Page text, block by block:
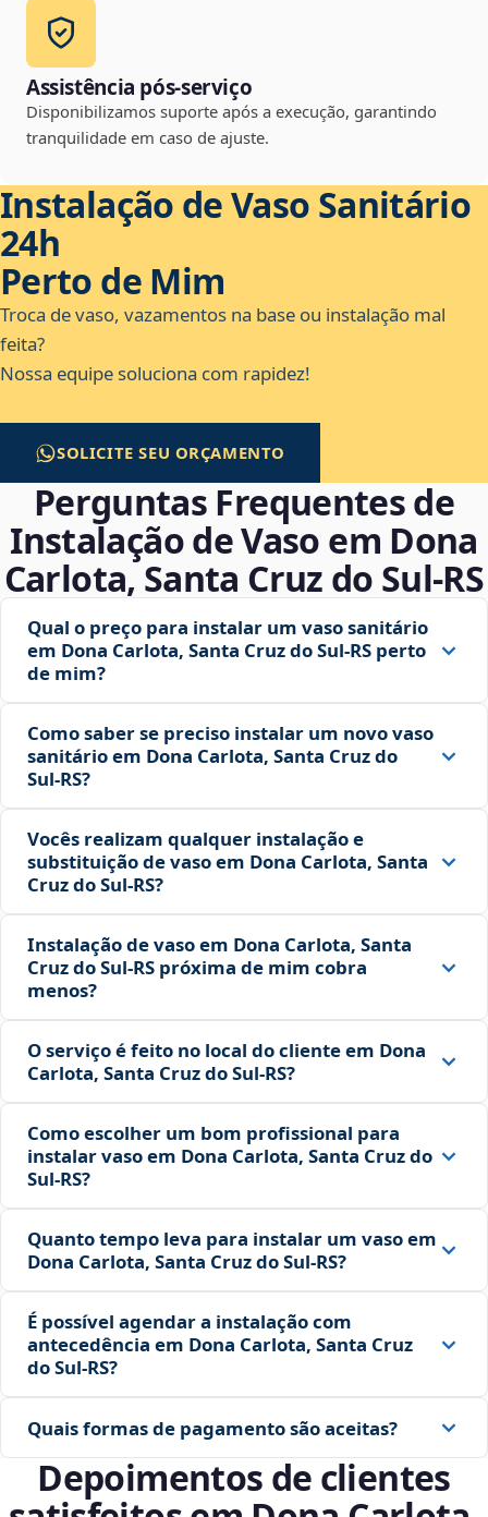
Assistência pós-serviço
Disponibilizamos suporte após a execução, garantindo
tranquilidade em caso de ajuste.
Instalação de Vaso Sanitário
24h
Perto de Mim
Troca de vaso, vazamentos na base ou instalação mal
feita?
Nossa equipe soluciona com rapidez!
SOLICITE SEU ORÇAMENTO
Perguntas Frequentes de
Instalação de Vaso em Dona
Carlota, Santa Cruz do Sul‑RS
Qual o preço para instalar um vaso sanitário
em Dona Carlota, Santa Cruz do Sul‑RS perto
de mim?
Como saber se preciso instalar um novo vaso
sanitário em Dona Carlota, Santa Cruz do
Sul‑RS?
Vocês realizam qualquer instalação e
substituição de vaso em Dona Carlota, Santa
Cruz do Sul‑RS?
Instalação de vaso em Dona Carlota, Santa
Cruz do Sul‑RS próxima de mim cobra
menos?
O serviço é feito no local do cliente em Dona
Carlota, Santa Cruz do Sul‑RS?
Como escolher um bom profissional para
instalar vaso em Dona Carlota, Santa Cruz do
Sul‑RS?
Quanto tempo leva para instalar um vaso em
Dona Carlota, Santa Cruz do Sul‑RS?
É possível agendar a instalação com
antecedência em Dona Carlota, Santa Cruz
do Sul‑RS?
Quais formas de pagamento são aceitas?
Depoimentos de clientes